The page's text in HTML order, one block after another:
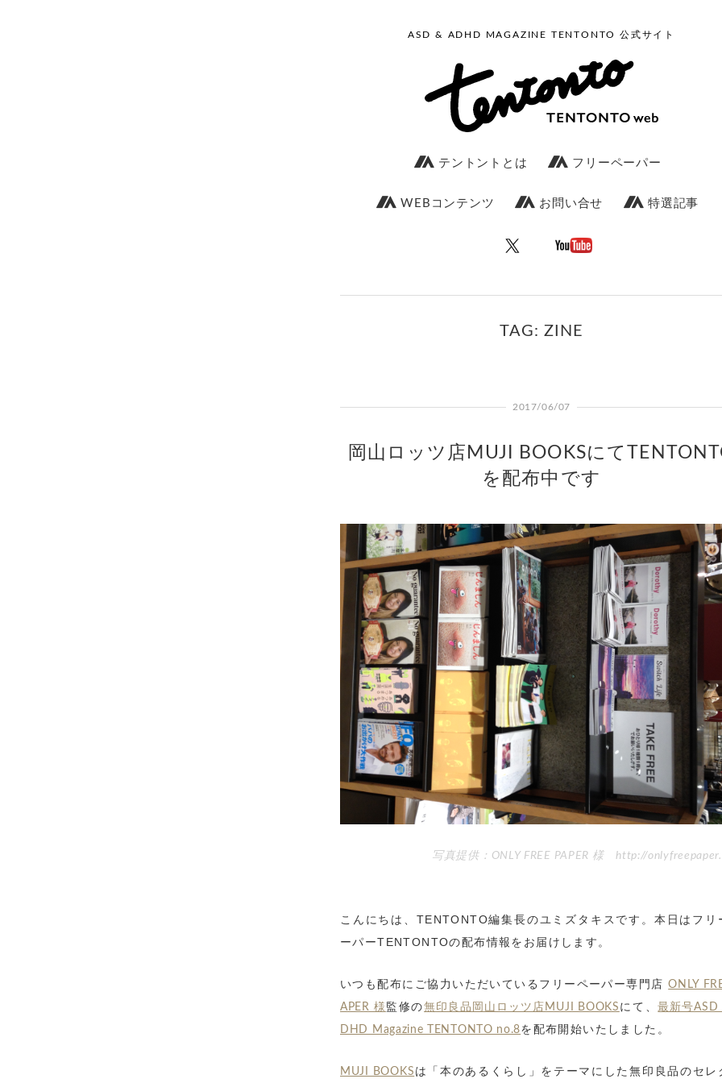
ASD & ADHD MAGAZINE TENTONTO 公式サイト
テントントとは フリーペーパー
WEBコンテンツ お問い合せ 特選記事
TAG: ZINE
2017/06/07
岡山ロッツ店MUJI BOOKSにて
を配布中です
写真提供：ONLY FREE PAPER 様 http://
こんにちは、TENTONTO編集長のユミズタキスです。本日はフリ
ーパーTENTONTOの配布情報をお届けします。
いつも配布にご協力いただいているフリーペーパー専門店ONLY
APER 様 監修の無印良品岡山ロッツ店MUJI BOOKS にて、最新号ASD
DHD Magazine TENTONTO no.8を配布開始いたしました。
MUJI BOOKS は「本のあるくらし」をテーマにした無印良品のセレ